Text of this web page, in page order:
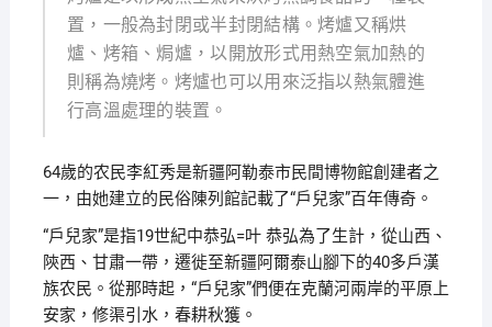
置，一般為封閉或半封閉結構。烤爐又稱烘
爐、烤箱、焗爐，以開放形式用熱空氣加熱的
則稱為燒烤。烤爐也可以用來泛指以熱氣體進
行高溫處理的裝置。
64歲的农民李紅秀是新疆阿勒泰市民間博物館創建者之
一，由她建立的民俗陳列館記載了“戶兒家”百年傳奇。
“戶兒家”是指19世紀中恭弘=叶 恭弘為了生計，從山西、
陝西、甘肅一帶，遷徙至新疆阿爾泰山腳下的40多戶漢
族农民。從那時起，“戶兒家”們便在克蘭河兩岸的平原上
安家，修渠引水，春耕秋獲。